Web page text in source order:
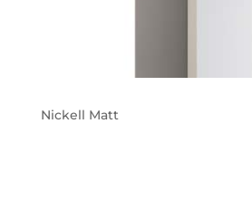
Nickell Matt